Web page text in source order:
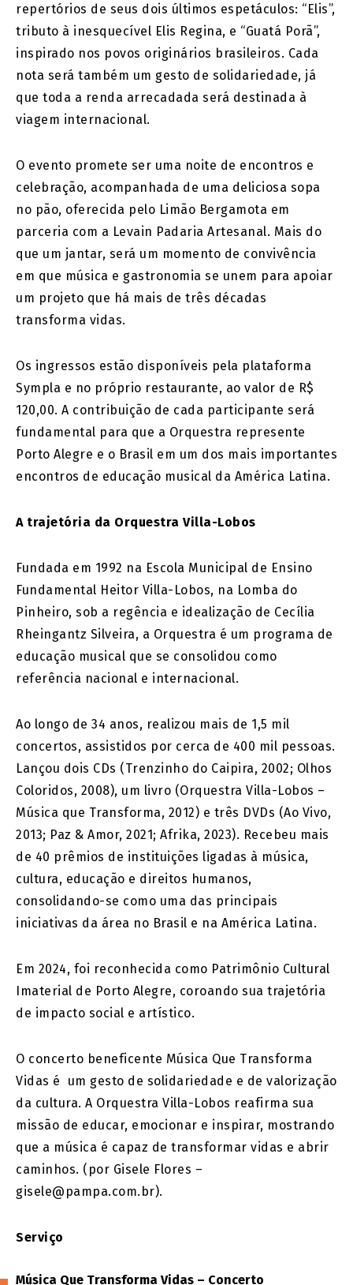
repertórios de seus dois últimos espetáculos: “Elis”,
tributo à inesquecível Elis Regina, e “Guatá Porã”,
inspirado nos povos originários brasileiros. Cada
nota será também um gesto de solidariedade, já
que toda a renda arrecadada será destinada à
viagem internacional.
O evento promete ser uma noite de encontros e
celebração, acompanhada de uma deliciosa sopa
no pão, oferecida pelo Limão Bergamota em
parceria com a Levain Padaria Artesanal. Mais do
que um jantar, será um momento de convivência
em que música e gastronomia se unem para apoiar
um projeto que há mais de três décadas
transforma vidas.
Os ingressos estão disponíveis pela plataforma
Sympla e no próprio restaurante, ao valor de R$
120,00. A contribuição de cada participante será
fundamental para que a Orquestra represente
Porto Alegre e o Brasil em um dos mais importantes
encontros de educação musical da América Latina.
A trajetória da Orquestra Villa-Lobos
Fundada em 1992 na Escola Municipal de Ensino
Fundamental Heitor Villa-Lobos, na Lomba do
Pinheiro, sob a regência e idealização de Cecília
Rheingantz Silveira, a Orquestra é um programa de
educação musical que se consolidou como
referência nacional e internacional.
Ao longo de 34 anos, realizou mais de 1,5 mil
concertos, assistidos por cerca de 400 mil pessoas.
Lançou dois CDs (Trenzinho do Caipira, 2002; Olhos
Coloridos, 2008), um livro (Orquestra Villa-Lobos –
Música que Transforma, 2012) e três DVDs (Ao Vivo,
2013; Paz & Amor, 2021; Afrika, 2023). Recebeu mais
de 40 prêmios de instituições ligadas à música,
cultura, educação e direitos humanos,
consolidando-se como uma das principais
iniciativas da área no Brasil e na América Latina.
Em 2024, foi reconhecida como Patrimônio Cultural
Imaterial de Porto Alegre, coroando sua trajetória
de impacto social e artístico.
O concerto beneficente Música Que Transforma
Vidas é um gesto de solidariedade e de valorização
da cultura. A Orquestra Villa-Lobos reafirma sua
missão de educar, emocionar e inspirar, mostrando
que a música é capaz de transformar vidas e abrir
caminhos. (por Gisele Flores –
gisele@pampa.com.br).
Serviço
Música Que Transforma Vidas – Concerto